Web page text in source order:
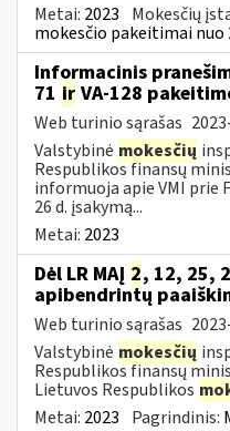
Metai: 2023 Mokesčių
mokesčio pakeitimai nuo
Informacinis
71 ir VA-128
Web turinio sąrašas
Valstybinė mokesčių
Respublikos finansų
informuoja apie VMI prie
26 d. įsakymą...
Metai: 2023
Dėl LR MAĮ 2, 12, 25,
apibendrintų
Web turinio sąrašas
Valstybinė mokesčių
Respublikos finansų
Lietuvos Respublikos
Metai: 2023 Pagrindinis: